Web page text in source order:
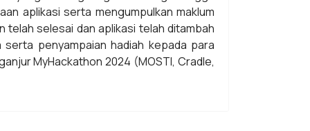
aplikasi serta mengumpulkan maklum
telah selesai dan aplikasi telah ditambah
penyampaian hadiah kepada para
MyHackathon 2024 (MOSTI, Cradle,